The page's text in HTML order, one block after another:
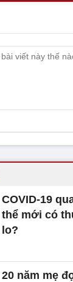
COVID-19
thể mới có
lo?
20 năm mẹ